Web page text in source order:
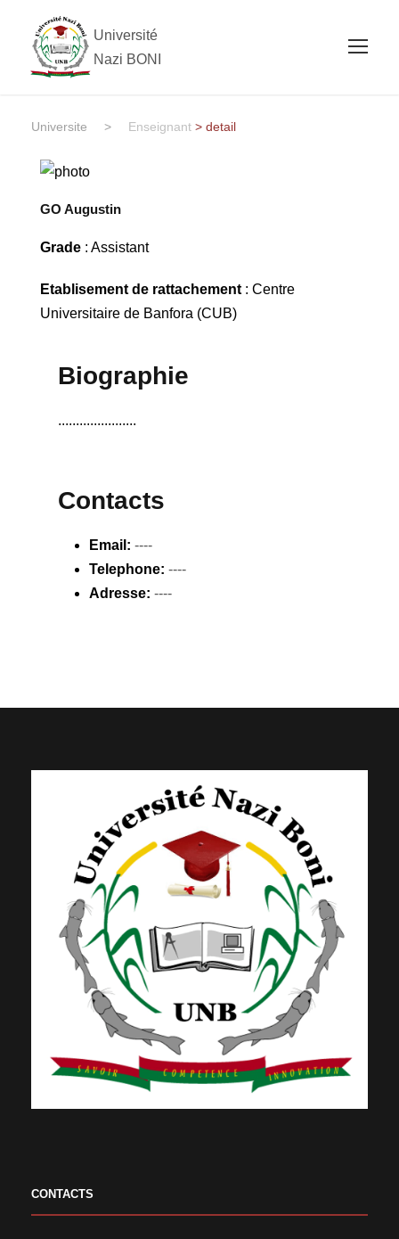
Université
Nazi BONI
Universite > Enseignant > detail
GO Augustin
Grade: Assistant
Etablisement de rattachement: Centre
Universitaire de Banfora (CUB)
Biographie
......................
Contacts
Email: ----
Telephone: ----
Adresse: ----
CONTACTS